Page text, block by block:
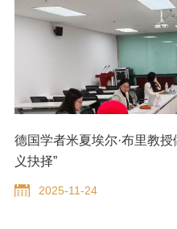
德国学者米夏埃尔·布里教
义抉择”
2025-11-24